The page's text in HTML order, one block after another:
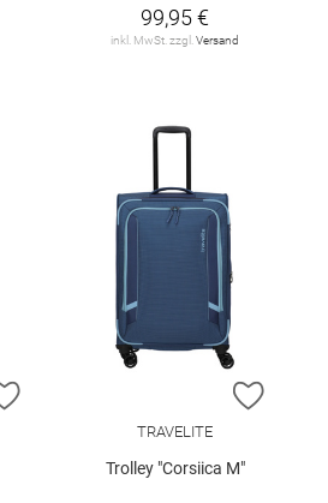
99,95 €
inkl. MwSt. zzgl. Versand
ZUR WUNSCHLISTE HINZUFÜGEN
ZUR
TRAVELITE
Trolley "Corsiica M"